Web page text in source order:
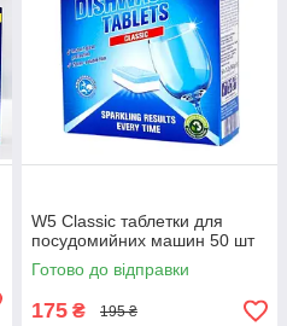
W5 Classic таблетки для
посудомийних машин 50 шт
Готово до відправки
175 ₴ 195 ₴